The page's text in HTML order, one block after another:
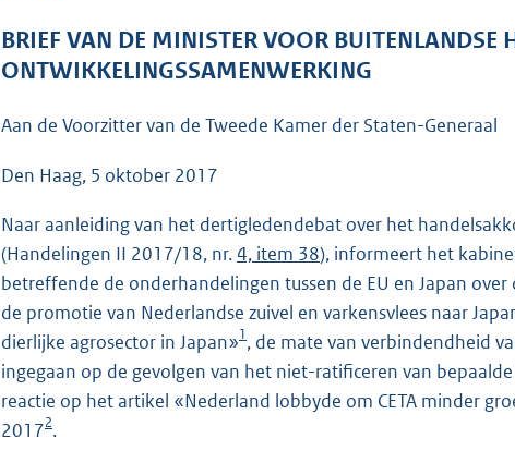
r
o
o
t
5
0
K
b
BRIEF VAN DE MINISTER VOOR BUITENLANDSE
ONTWIKKELINGSSAMENWERKING
Aan de Voorzitter van de Tweede Kamer der Staten-Generaal
Den Haag, 5 oktober 2017
Naar aanleiding van het dertigledendebat over het
(Handelingen II 2017/18, nr. 4, item 38), informeert het
betreffende de onderhandelingen tussen de EU en Japan
de promotie van Nederlandse zuivel en varkensvlees naar
dierlijke agrosector in Japan»1, de mate van verbindendheid
ingegaan op de gevolgen van het niet-ratificeren van
reactie op het artikel «Nederland lobbyde om CETA minder
20172.